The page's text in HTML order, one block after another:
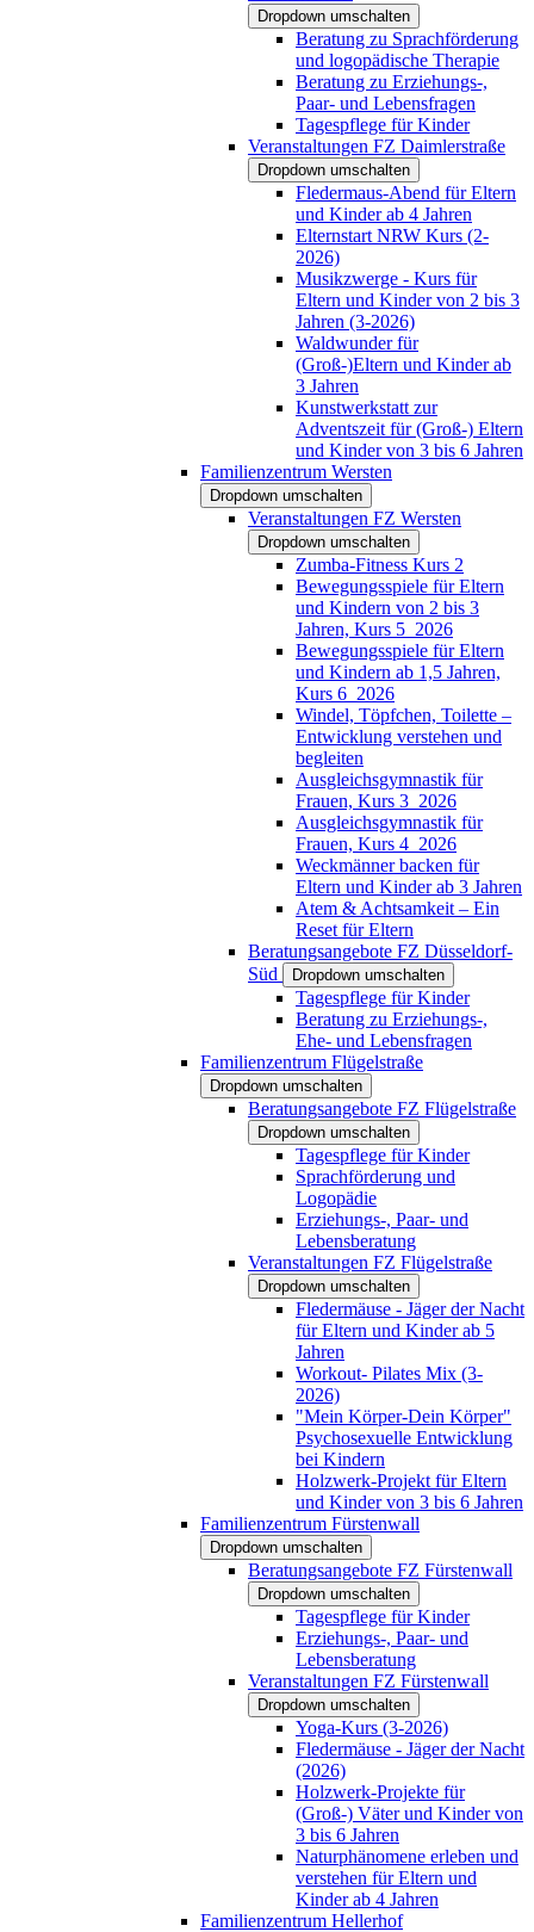
Dropdown umschalten
Beratung zu Sprachförderung
und logopädische Therapie
Beratung zu Erziehungs-,
Paar- und Lebensfragen
Tagespflege für Kinder
Veranstaltungen FZ Daimlerstraße
Dropdown umschalten
Fledermaus-Abend für Eltern
und Kinder ab 4 Jahren
Elternstart NRW Kurs (2-
2026)
Musikzwerge - Kurs für
Eltern und Kinder von 2 bis 3
Jahren (3-2026)
Waldwunder für
(Groß-)Eltern und Kinder ab
3 Jahren
Kunstwerkstatt zur
Adventszeit für (Groß-) Eltern
und Kinder von 3 bis 6 Jahren
Familienzentrum Wersten
Dropdown umschalten
Veranstaltungen FZ Wersten
Dropdown umschalten
Zumba-Fitness Kurs 2
Bewegungsspiele für Eltern
und Kindern von 2 bis 3
Jahren, Kurs 5_2026
Bewegungsspiele für Eltern
und Kindern ab 1,5 Jahren,
Kurs 6_2026
Windel, Töpfchen, Toilette –
Entwicklung verstehen und
begleiten
Ausgleichsgymnastik für
Frauen, Kurs 3_2026
Ausgleichsgymnastik für
Frauen, Kurs 4_2026
Weckmänner backen für
Eltern und Kinder ab 3 Jahren
Atem & Achtsamkeit – Ein
Reset für Eltern
Beratungsangebote FZ Düsseldorf-
Süd
Dropdown umschalten
Tagespflege für Kinder
Beratung zu Erziehungs-,
Ehe- und Lebensfragen
Familienzentrum Flügelstraße
Dropdown umschalten
Beratungsangebote FZ Flügelstraße
Dropdown umschalten
Tagespflege für Kinder
Sprachförderung und
Logopädie
Erziehungs-, Paar- und
Lebensberatung
Veranstaltungen FZ Flügelstraße
Dropdown umschalten
Fledermäuse - Jäger der Nacht
für Eltern und Kinder ab 5
Jahren
Workout- Pilates Mix (3-
2026)
"Mein Körper-Dein Körper"
Psychosexuelle Entwicklung
bei Kindern
Holzwerk-Projekt für Eltern
und Kinder von 3 bis 6 Jahren
Familienzentrum Fürstenwall
Dropdown umschalten
Beratungsangebote FZ Fürstenwall
Dropdown umschalten
Tagespflege für Kinder
Erziehungs-, Paar- und
Lebensberatung
Veranstaltungen FZ Fürstenwall
Dropdown umschalten
Yoga-Kurs (3-2026)
Fledermäuse - Jäger der Nacht
(2026)
Holzwerk-Projekte für
(Groß-) Väter und Kinder von
3 bis 6 Jahren
Naturphänomene erleben und
verstehen für Eltern und
Kinder ab 4 Jahren
Familienzentrum Hellerhof